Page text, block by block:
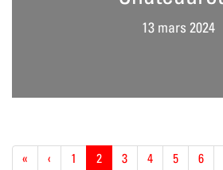
13 mars 2024
Première
«
Page
‹ Page
1
Page
2 Page
3 Page
4 Page
5 6